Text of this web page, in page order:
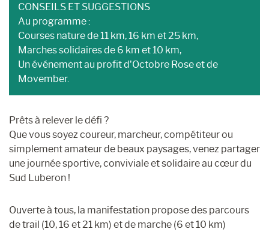
CONSEILS ET SUGGESTIONS
Au programme :
Courses nature de 11 km, 16 km et 25 km,
Marches solidaires de 6 km et 10 km,
Un événement au profit d’Octobre Rose et de
Movember.
Prêts à relever le défi ?
Que vous soyez coureur, marcheur, compétiteur ou
simplement amateur de beaux paysages, venez partager
une journée sportive, conviviale et solidaire au cœur du
Sud Luberon !
Ouverte à tous, la manifestation propose des parcours
de trail (10, 16 et 21 km) et de marche (6 et 10 km)